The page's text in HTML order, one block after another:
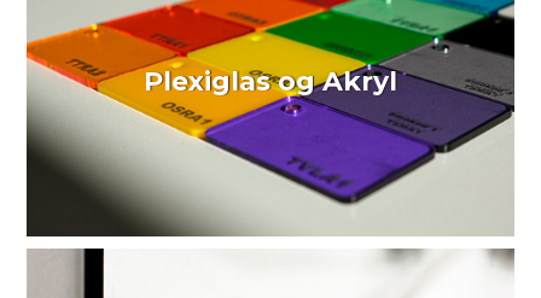
Plexiglas og Akryl